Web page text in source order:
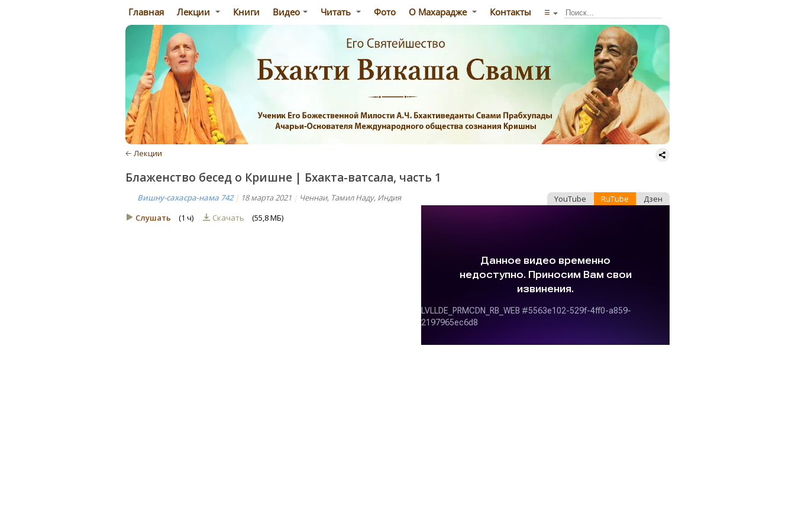
Главная Лекции Книги Видео Читать Фото О Махарадже Контакты ☰
🡠 Лекции
Блаженство бесед о Кришне | Бхакта-ватсала, часть 1
YouTube RuTube Дзен
Вишну-сахасра-нама 742| 18 марта 2021 | Ченнаи, Тамил Наду, Индия
Слушать
(1 ч) Скачать (55,8 МБ)